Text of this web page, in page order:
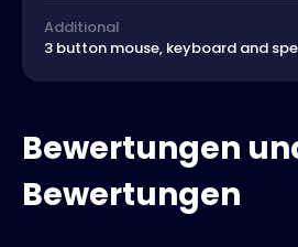
Additional
3 button mouse, keyboard and
Bewertungen
Bewertungen